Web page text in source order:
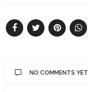
NO COMMENTS YET